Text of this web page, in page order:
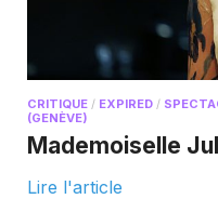
CRITIQUE / EXPIRED /
(GENÈVE)
Mademoiselle
Lire l'article